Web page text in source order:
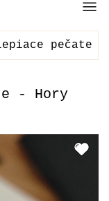
pečate
- Hory